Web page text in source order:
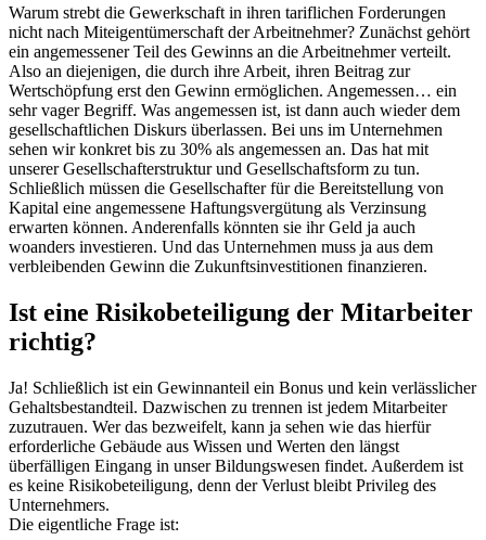
Warum strebt die Gewerkschaft in ihren tariflichen Forderungen
nicht nach Miteigentümerschaft der Arbeitnehmer? Zunächst gehört
ein angemessener Teil des Gewinns an die Arbeitnehmer verteilt.
Also an diejenigen, die durch ihre Arbeit, ihren Beitrag zur
Wertschöpfung erst den Gewinn ermöglichen. Angemessen… ein
sehr vager Begriff. Was angemessen ist, ist dann auch wieder dem
gesellschaftlichen Diskurs überlassen. Bei uns im Unternehmen
sehen wir konkret bis zu 30% als angemessen an. Das hat mit
unserer Gesellschafterstruktur und Gesellschaftsform zu tun.
Schließlich müssen die Gesellschafter für die Bereitstellung von
Kapital eine angemessene Haftungsvergütung als Verzinsung
erwarten können. Anderenfalls könnten sie ihr Geld ja auch
woanders investieren. Und das Unternehmen muss ja aus dem
verbleibenden Gewinn die Zukunftsinvestitionen finanzieren.
Ist eine Risikobeteiligung der Mitarbeiter
richtig?
Ja! Schließlich ist ein Gewinnanteil ein Bonus und kein verlässlicher
Gehaltsbestandteil. Dazwischen zu trennen ist jedem Mitarbeiter
zuzutrauen. Wer das bezweifelt, kann ja sehen wie das hierfür
erforderliche Gebäude aus Wissen und Werten den längst
überfälligen Eingang in unser Bildungswesen findet. Außerdem ist
es keine Risikobeteiligung, denn der Verlust bleibt Privileg des
Unternehmers.
Die eigentliche Frage ist: